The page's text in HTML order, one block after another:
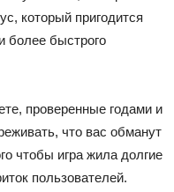
который пригодится
более быстрого
проверенные годами и
что вас обманут
чтобы игра жила долгие
пользователей.